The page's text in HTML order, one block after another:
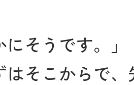
にそうです。」
はそこからで